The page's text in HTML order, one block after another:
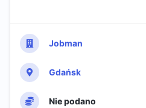
Jobman
Gdańsk
Nie podano